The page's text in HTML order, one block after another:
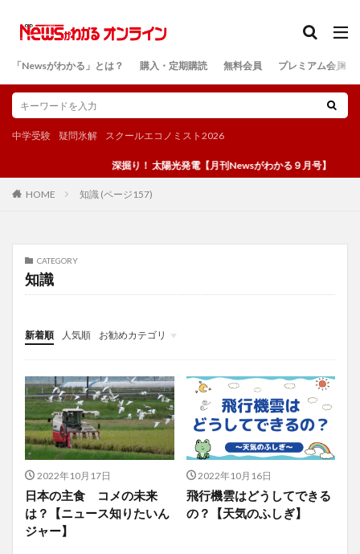
「Newsがわかる」とは？ 購入・定期購読 無料会員 プレミアム会員
中学受験 疑問氷解 スクールエコノミスト2026
深掘り！ 太陽光発電【月刊Newsがわかる９月号】
HOME 知識 (ページ157)
CATEGORY
知識
新着順 人気順
お勧めカテゴリ
投稿
学び
マンガ
電子書籍
2022年10月17日
日本の主食 コメの未来
は？【ニュース知りたいん
ジャー】
2022年10月16日
飛行機雲はどうしてできる
の？【天気のふしぎ】
検索